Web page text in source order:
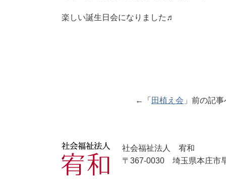
楽しい誕生日会になりました♬
←「 田植え会 」前の記
社会福祉法人 宥和
〒367-0030 埼玉県本庄市